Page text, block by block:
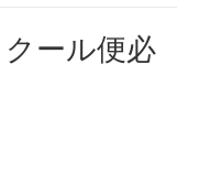
クール便必